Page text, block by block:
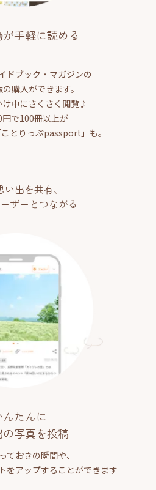
手軽に読める
ドブック・マガジンの
購入ができます。
中にさくさく閲覧♪
円で100冊以上が
とりっぷpassport」も。
出を共有、
ザーとつながる
んたんに
写真を投稿
ておきの瞬間や、
をアップすることができます